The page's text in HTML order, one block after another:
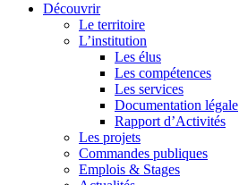
Découvrir
Le territoire
L’institution
Les élus
Les compétences
Les services
Documentation légale
Rapport d’Activités
Les projets
Commandes publiques
Emplois & Stages